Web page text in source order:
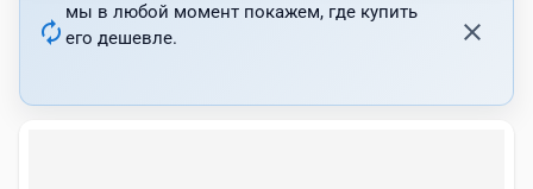
autorenew
мы в любой момент покажем, где купить
его дешевле.
close